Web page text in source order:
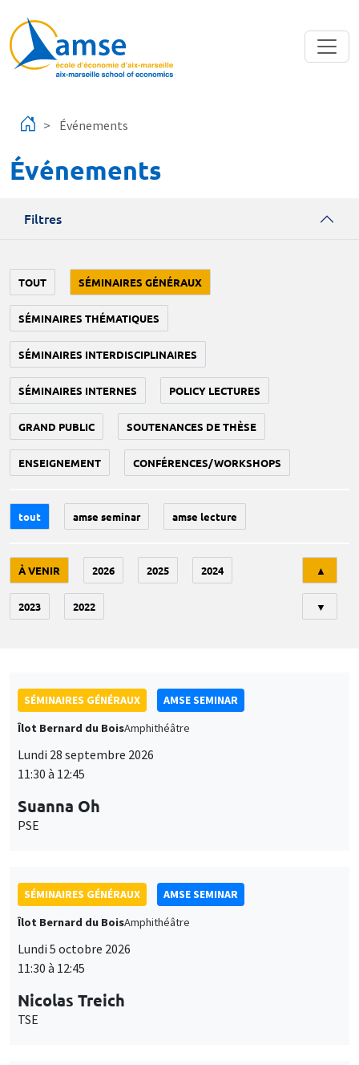
Événements
Événements
Filtres
TOUT SÉMINAIRES GÉNÉRAUX
SÉMINAIRES THÉMATIQUES
SÉMINAIRES INTERDISCIPLINAIRES
SÉMINAIRES INTERNES POLICY LECTURES
GRAND PUBLIC SOUTENANCES DE THÈSE
ENSEIGNEMENT CONFÉRENCES/WORKSHOPS
tout amse seminar amse lecture
À VENIR 2026 2025 2024
2023 2022
▲
▼
SÉMINAIRES GÉNÉRAUX
AMSE SEMINAR
Îlot Bernard du BoisAmphithéâtre
Lundi 28 septembre 2026
11:30 à 12:45
Suanna Oh
PSE
SÉMINAIRES GÉNÉRAUX
AMSE SEMINAR
Îlot Bernard du BoisAmphithéâtre
Lundi 5 octobre 2026
11:30 à 12:45
Nicolas Treich
TSE